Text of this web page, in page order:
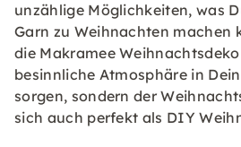
unzählige Möglichkeiten, was
Garn zu Weihnachten machen
die Makramee
besinnliche Atmosphäre in
sorgen, sondern der
sich auch perfekt als DIY